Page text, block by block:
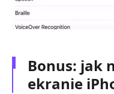
Bonus: jak
ekranie